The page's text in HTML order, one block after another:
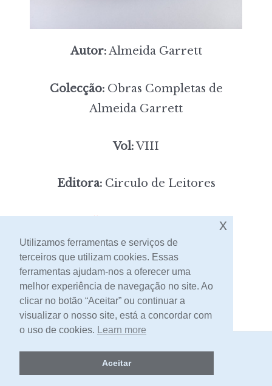
Autor:Almeida Garrett
Colecção:Obras Completas de
Almeida Garrett
Vol:VIII
Editora:Circulo de Leitores
[portes incluídos]
Contacto
2026 -Livraria Egrégora
Utilizamos ferramentas e serviços de
terceiros que utilizam cookies. Essas
ferramentas ajudam-nos a oferecer uma
melhor experiência de navegação no site. Ao
clicar no botão “Aceitar” ou continuar a
visualizar o nosso site, está a concordar com
o uso de cookies. Learn more
Aceitar
x